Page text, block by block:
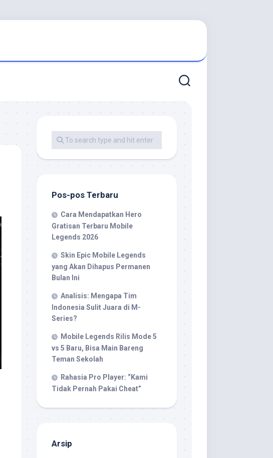
Pos-pos Terbaru
Cara Mendapatkan Hero
Gratisan Terbaru Mobile
Legends 2026
Skin Epic Mobile Legends
yang Akan Dihapus Permanen
Bulan Ini
Analisis: Mengapa Tim
Indonesia Sulit Juara di M-
Series?
Mobile Legends Rilis Mode 5
vs 5 Baru, Bisa Main Bareng
Teman Sekolah
Rahasia Pro Player: “Kami
Tidak Pernah Pakai Cheat”
Arsip